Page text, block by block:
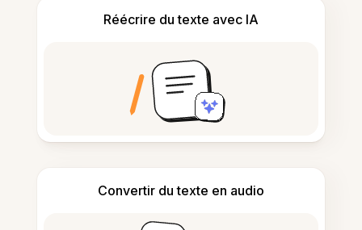
Réécrire du texte avec IA
Convertir du texte en audio